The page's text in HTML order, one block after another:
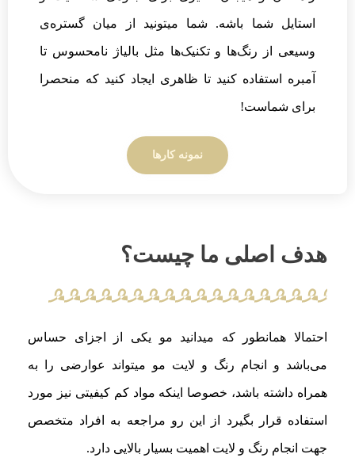
استایل شما باشه. شما میتونید از میان گستره‌ی
وسیعی از رنگ‌ها و تکنیک‌ها مثل بالیاژ نامحسوس تا
آمبره استفاده کنید تا ظاهری ایجاد کنید که منحصرا
برای شماست!
نمونه کارها
هدف اصلی ما چیست؟
احتمالا همانطور که میدانید مو یکی از اجزای حساس
می‌باشد و انجام رنگ و لایت مو میتواند عوارضی را به
همراه داشته باشد، خصوصا اینکه مواد کم کیفیتی نیز مورد
استفاده قرار بگیرد از این رو مراجعه به افراد متخصص
جهت انجام رنگ و لایت اهمیت بسیار بالایی دارد.